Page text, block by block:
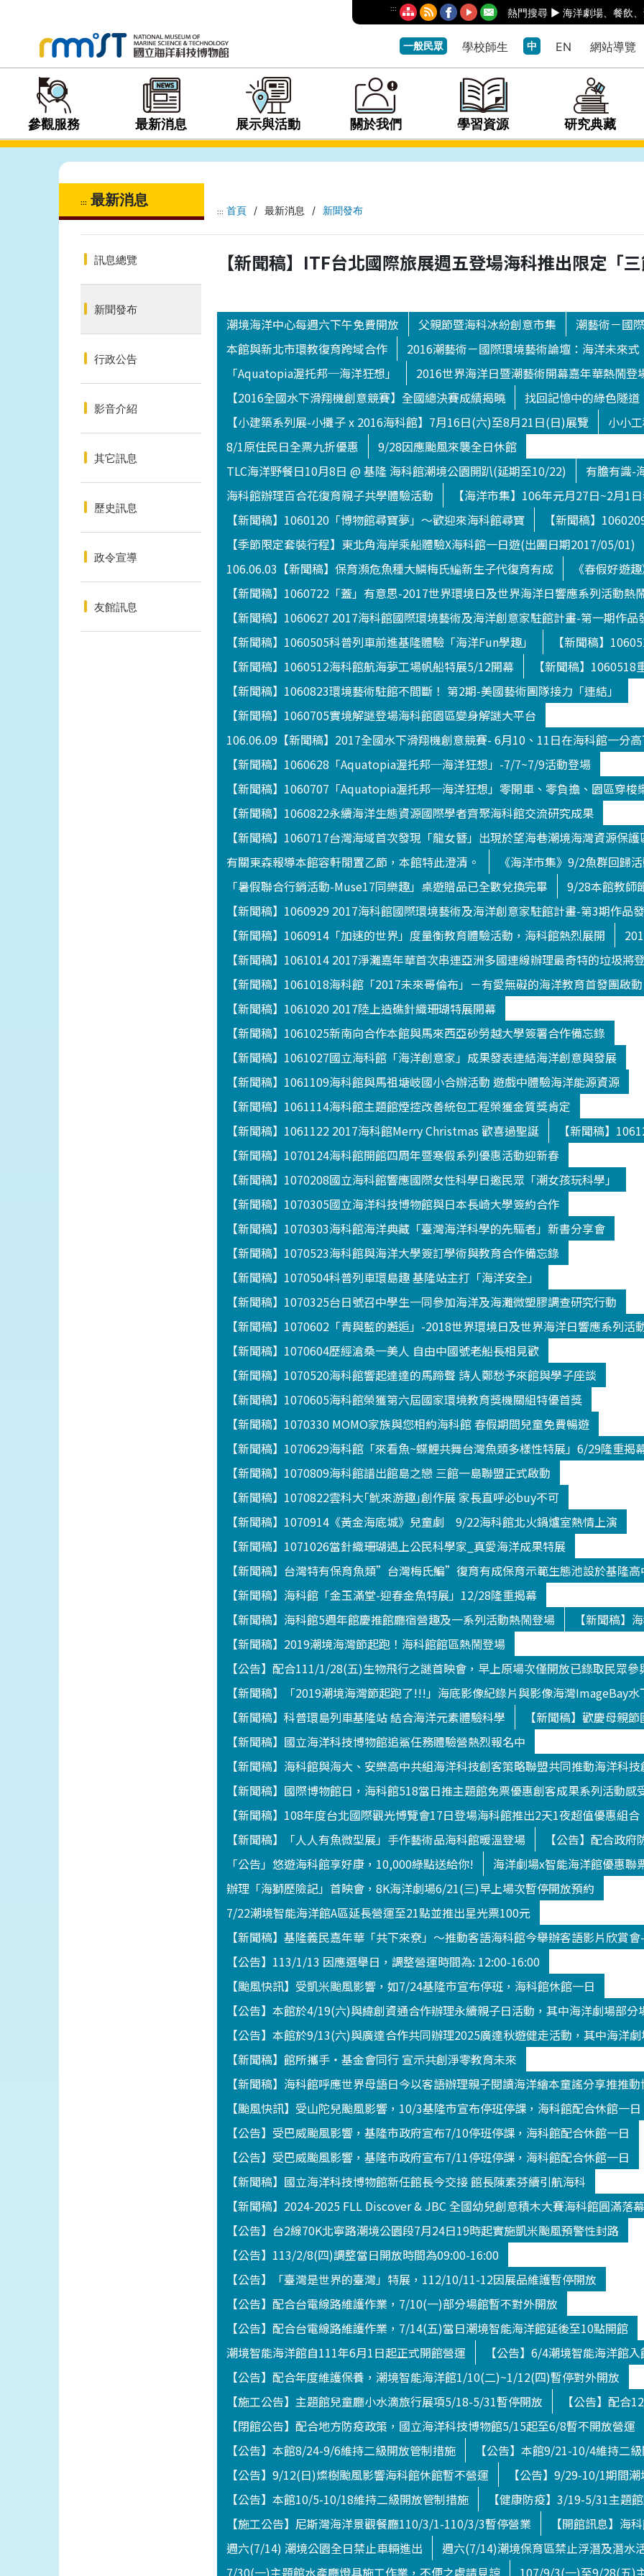
::: 熱門搜尋 ► 海洋劇場、 餐飲
一般民眾 學校師生 中 EN 網站導覽
參觀服務 最新消息 展示與活動 關於我們 學習資源 研究典藏
::: 最新消息
訊息總覽
新聞發布
行政公告
影音介紹
其它訊息
歷史訊息
政令宣導
友館訊息
::: 首頁 / 最新消息 / 新聞發布
【新聞稿】ITF台北國際旅展週五登場海科推出限定「
潮境海洋中心每週六下午免費開放 父親節暨海科冰紛創意市集 潮藝術－國
本館與新北市環教復育跨域合作
2016潮藝術－國際環境藝術論壇：海洋未來式
「Aquatopia渥托邦─海洋狂想」
2016世界海洋日暨潮藝術開幕嘉年華熱鬧登
【2016全國水下滑翔機創意競賽】全國總決賽成績揭曉
找回記憶中的綠色隧道
【小建築系列展-小攤子 x 2016海科館】7月16日(六)至8月21日(日)展覽
小小
8/1原住民日全票九折優惠
9/28因應颱風來襲全日休館
TLC海洋野餐日10月8日 @ 基隆 海科館潮境公園開趴(延期至10/22)
有膽有識-
海科館辦理百合花復育親子共學體驗活動
【海洋市集】106年元月27日~2月1
【新聞稿】1060120「博物館尋寶夢」～歡迎來海科館尋寶
【新聞稿】
【季節限定套裝行程】東北角海岸乘船體驗X海科館一日遊(出團日期2017/05/01)
106.06.03【新聞稿】保育瀕危魚種大鱗梅氏鳊新生子代復育有成
《春假好遊
【新聞稿】1060722「蓋」有意思-2017世界環境日及世界海洋日響應系列活動熱
【新聞稿】1060627 2017海科館國際環境藝術及海洋創意家駐館計畫-第一期作品
【新聞稿】1060505科普列車前進基隆體驗「海洋Fun學趣」
【新聞稿】
【新聞稿】1060512海科館航海夢工場帆船特展5/12開幕
【新聞稿】
【新聞稿】1060823環境藝術駐館不間斷！ 第2期-美國藝術團隊接力「連結」
【新聞稿】1060705實境解謎登場海科館園區變身解謎大平台
106.06.09【新聞稿】2017全國水下滑翔機創意競賽- 6月10、11日在海科館一分高
【新聞稿】1060628「Aquatopia渥托邦─海洋狂想」-7/7~7/9活動登場
【新聞稿】1060707「Aquatopia渥托邦─海洋狂想」零開車、零負擔、園區穿梭
【新聞稿】1060822永續海洋生態資源國際學者齊聚海科館交流研究成果
【新聞稿】1060717台灣海域首次發現「龍女簪」出現於望海巷潮境海灣資源保護
有關東森報導本館容軒閒置乙節，本館特此澄清。
《海洋市集》9/2魚群回歸
「暑假聯合行銷活動-Muse17同樂趣」桌遊贈品已全數兌換完畢
9/28本館教師
【新聞稿】1060929 2017海科館國際環境藝術及海洋創意家駐館計畫-第3期作品
【新聞稿】1060914「加速的世界」度量衡教育體驗活動，海科館熱烈展開
【新聞稿】1061014 2017淨灘嘉年華首次串連亞洲多國連線辦理最奇特的垃圾將
【新聞稿】1061018海科館「2017未來哥倫布」－有愛無礙的海洋教育首發團啟動
【新聞稿】1061020 2017陸上造礁針織珊瑚特展開幕
【新聞稿】1061025新南向合作本館與馬來西亞砂勞越大學簽署合作備忘錄
【新聞稿】1061027國立海科館「海洋創意家」成果發表連結海洋創意與發展
【新聞稿】1061109海科館與馬祖塘岐國小合辦活動 遊戲中體驗海洋能源資源
【新聞稿】1061114海科館主題館煙控改善統包工程榮獲金質獎肯定
【新聞稿】1061122 2017海科館Merry Christmas 歡喜過聖誕
【新聞稿】
【新聞稿】1070124海科館開館四周年暨寒假系列優惠活動迎新春
【新聞稿】1070208國立海科館響應國際女性科學日邀民眾「潮女孩玩科學」
【新聞稿】1070305國立海洋科技博物館與日本長崎大學簽約合作
【新聞稿】1070303海科館海洋典藏「臺灣海洋科學的先驅者」新書分享會
【新聞稿】1070523海科館與海洋大學簽訂學術與教育合作備忘錄
【新聞稿】1070504科普列車環島趣 基隆站主打「海洋安全」
【新聞稿】1070325台日號召中學生一同參加海洋及海灘微塑膠調查研究行動
【新聞稿】1070602「青與藍的邂逅」-2018世界環境日及世界海洋日響應系列活
【新聞稿】1070604歷經滄桑一美人 自由中國號老船長相見歡
【新聞稿】1070520海科館響起達達的馬蹄聲 詩人鄭愁予來館與學子座談
【新聞稿】1070605海科館榮獲第六屆國家環境教育獎機關組特優首獎
【新聞稿】1070330 MOMO家族與您相約海科館 春假期間兒童免費暢遊
【新聞稿】1070629海科館「來看魚~蝶鯉共舞台灣魚類多樣性特展」6/29隆重揭
【新聞稿】1070809海科館譜出館島之戀 三館一島聯盟正式啟動
【新聞稿】1070822雲科大｢魷來游趣｣創作展 家長直呼必buy不可
【新聞稿】1070914《黃金海底城》兒童劇 9/22海科館北火鍋爐室熱情上演
【新聞稿】1071026當針織珊瑚遇上公民科學家_真愛海洋成果特展
【新聞稿】台灣特有保育魚類”台灣梅氏鯿”復育有成保育示範生態池設於基隆高
【新聞稿】海科館「金玉滿堂-迎春金魚特展」12/28隆重揭幕
【新聞稿】海科館5週年館慶推館廳宿營趣及一系列活動熱鬧登場
【新聞稿】
【新聞稿】2019潮境海灣節起跑！海科館館區熱鬧登場
【公告】配合111/1/28(五)生物飛行之謎首映會，早上原場次僅開放已錄取民眾參
【新聞稿】「2019潮境海灣節起跑了!!!」海底影像紀錄片與影像海灣ImageBay
【新聞稿】科普環島列車基隆站 結合海洋元素體驗科學
【新聞稿】歡慶母親
【新聞稿】國立海洋科技博物館追鯊任務體驗營熱烈報名中
【新聞稿】海科館與海大、安樂高中共組海洋科技創客策略聯盟共同推動海洋科
【新聞稿】國際博物館日，海科館518當日推主題館免票優惠創客成果系列活動感
【新聞稿】108年度台北國際觀光博覽會17日登場海科館推出2天1夜超值優惠組合
【新聞稿】「人人有魚微型展」手作藝術品海科館暖溫登場
【公告】配合政
「公告」悠遊海科館享好康，10,000綠點送給你!
海洋劇場x智能海洋館優惠聯
辦理「海獅歷險記」首映會，8K海洋劇場6/21(三)早上場次暫停開放預約
7/22潮境智能海洋館A區延長營運至21點並推出星光票100元
【新聞稿】基隆義民嘉年華「共下來尞」～推動客語海科館今舉辦客語影片欣賞會
【公告】113/1/13 因應選舉日，調整營運時間為: 12:00-16:00
【颱風快訊】受凱米颱風影響，如7/24基隆市宣布停班，海科館休館一日
【公告】本館於4/19(六)與緯創資通合作辦理永續親子日活動，其中海洋劇場部分
【公告】本館於9/13(六)與廣達合作共同辦理2025廣達秋遊健走活動，其中海洋
【新聞稿】館所攜手‧基金會同行 宣示共創淨零教育未來
【新聞稿】海科館呼應世界母語日今以客語辦理親子閱讀海洋繪本童謠分享推推
【颱風快訊】受山陀兒颱風影響，10/3基隆市宣布停班停課，海科館配合休館一日
【公告】受巴威颱風影響，基隆市政府宣布7/10停班停課，海科館配合休館一日
【公告】受巴威颱風影響，基隆市政府宣布7/11停班停課，海科館配合休館一日
【新聞稿】國立海洋科技博物館新任館長今交接 館長陳素芬續引航海科
【新聞稿】2024-2025 FLL Discover & JBC 全國幼兒創意積木大賽海科館圓滿落
【公告】台2線70K北寧路潮境公園段7月24日19時起實施凱米颱風預警性封路
【公告】113/2/8(四)調整當日開放時間為09:00-16:00
【公告】「臺灣是世界的臺灣」特展，112/10/11-12因展品維護暫停開放
【公告】配合台電線路維護作業，7/10(一)部分場館暫不對外開放
【公告】配合台電線路維護作業，7/14(五)當日潮境智能海洋館延後至10點開館
潮境智能海洋館自111年6月1日起正式開館營運
【公告】6/4潮境智能海洋館
【公告】配合年度維護保養，潮境智能海洋館1/10(二)~1/12(四)暫停對外開放
【施工公告】主題館兒童廳小水滴旅行展項5/18-5/31暫停開放
【公告】配合
【閉館公告】配合地方防疫政策，國立海洋科技博物館5/15起至6/8暫不開放營運
【公告】本館8/24-9/6維持二級開放管制措施
【公告】本館9/21-10/4維持二
【公告】9/12(日)燦樹颱風影響海科館休館暫不營運
【公告】9/29-10/1期間
【公告】本館10/5-10/18維持二級開放管制措施
【健康防疫】3/19-5/31主題
【施工公告】尼斯灣海洋景觀餐廳110/3/1-110/3/3暫停營業
【開館訊息】海
週六(7/14) 潮境公園全日禁止車輛進出
週六(7/14)潮境保育區禁止浮潛及潛水
7/30(一)主題館水產廳燈具施工作業，不便之處請見諒
107/9/3(一)至9/28(五)